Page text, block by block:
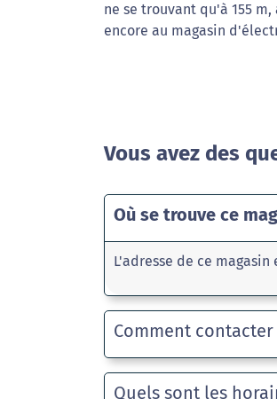
ne se trouvant qu'à 155
encore au magasin
Vous avez des
Où se trouve ce
L'adresse de ce magasin
Comment contacter
Quels sont les